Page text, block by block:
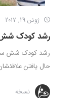
ژوئن 29, 2017
رشد کودک شش
حال يافتن
نسخه